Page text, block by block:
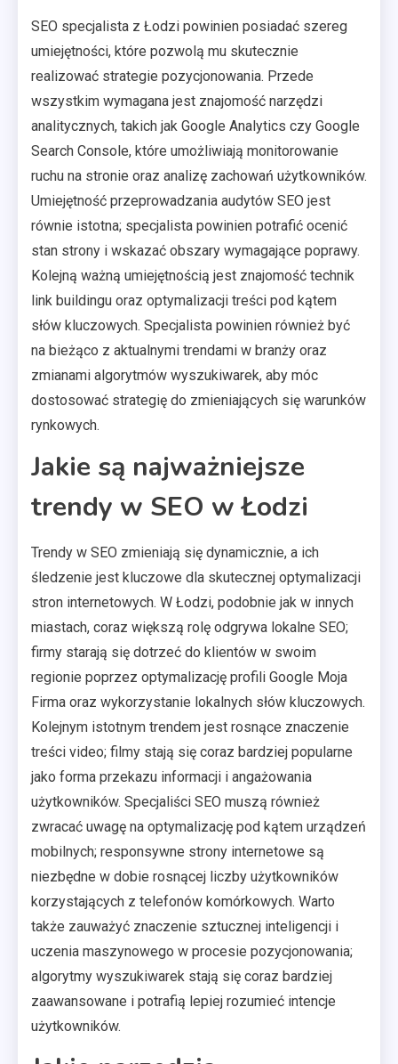
SEO specjalista z Łodzi powinien posiadać szereg
umiejętności, które pozwolą mu skutecznie
realizować strategie pozycjonowania. Przede
wszystkim wymagana jest znajomość narzędzi
analitycznych, takich jak Google Analytics czy Google
Search Console, które umożliwiają monitorowanie
ruchu na stronie oraz analizę zachowań użytkowników.
Umiejętność przeprowadzania audytów SEO jest
równie istotna; specjalista powinien potrafić ocenić
stan strony i wskazać obszary wymagające poprawy.
Kolejną ważną umiejętnością jest znajomość technik
link buildingu oraz optymalizacji treści pod kątem
słów kluczowych. Specjalista powinien również być
na bieżąco z aktualnymi trendami w branży oraz
zmianami algorytmów wyszukiwarek, aby móc
dostosować strategię do zmieniających się warunków
rynkowych.
Jakie są najważniejsze
trendy w SEO w Łodzi
Trendy w SEO zmieniają się dynamicznie, a ich
śledzenie jest kluczowe dla skutecznej optymalizacji
stron internetowych. W Łodzi, podobnie jak w innych
miastach, coraz większą rolę odgrywa lokalne SEO;
firmy starają się dotrzeć do klientów w swoim
regionie poprzez optymalizację profili Google Moja
Firma oraz wykorzystanie lokalnych słów kluczowych.
Kolejnym istotnym trendem jest rosnące znaczenie
treści video; filmy stają się coraz bardziej popularne
jako forma przekazu informacji i angażowania
użytkowników. Specjaliści SEO muszą również
zwracać uwagę na optymalizację pod kątem urządzeń
mobilnych; responsywne strony internetowe są
niezbędne w dobie rosnącej liczby użytkowników
korzystających z telefonów komórkowych. Warto
także zauważyć znaczenie sztucznej inteligencji i
uczenia maszynowego w procesie pozycjonowania;
algorytmy wyszukiwarek stają się coraz bardziej
zaawansowane i potrafią lepiej rozumieć intencje
użytkowników.